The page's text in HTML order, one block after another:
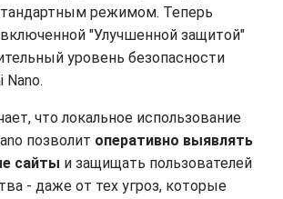
режимом. Теперь
"Улучшенной защитой"
уровень безопасности
Nano.
что локальное использование
позволит оперативно выявлять
сайты и защищать пользователей
- даже от тех угроз, которые